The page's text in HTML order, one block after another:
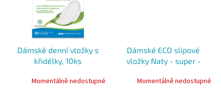
Dámské denní vložky s
křidélky, 10ks
Momentálně nedostupné
Dámské ECO slipové
vložky Naty - super -
Momentálně nedostupné